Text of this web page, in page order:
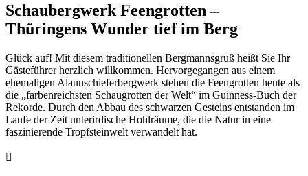
Schaubergwerk Feengrotten –
Thüringens Wunder tief im Berg
Glück auf! Mit diesem traditionellen Bergmannsgruß heißt Sie Ihr
Gästeführer herzlich willkommen. Hervorgegangen aus einem
ehemaligen Alaunschieferbergwerk stehen die Feengrotten heute als
die „farbenreichsten Schaugrotten der Welt“ im Guinness-Buch der
Rekorde. Durch den Abbau des schwarzen Gesteins entstanden im
Laufe der Zeit unterirdische Hohlräume, die die Natur in eine
faszinierende Tropfsteinwelt verwandelt hat.